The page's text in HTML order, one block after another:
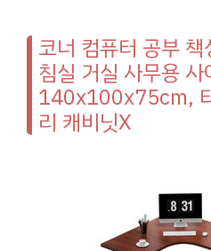
코너 컴퓨터 공부
침실 거실 사무용
140x100x75cm,
리 캐비닛X